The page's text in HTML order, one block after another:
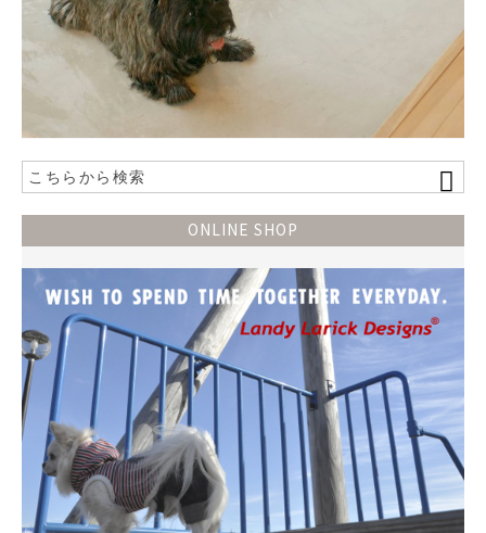
ONLINE SHOP